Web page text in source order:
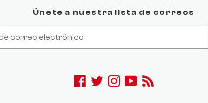
Únete a nuestra lista de correos
Facebook
TwitterInstagram
YouTube